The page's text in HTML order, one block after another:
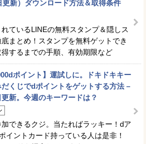
更新）ダウンロード方法＆取得条件
ているLINEの無料スタンプ＆隠しス
まとめ！スタンプを無料ゲットでき
得するまでの手順、有効期限など
ポイント】運試しに。ドキドキキー
だくじでdポイントをゲットする方法 –
新。今週のキーワードは？
できるクジ。当たればラッキー！dア
イントカード持っている人は是非！